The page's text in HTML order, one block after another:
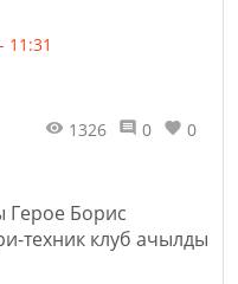
11:31
1326 0 0